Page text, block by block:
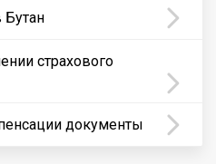
Бутан
страхового
документы